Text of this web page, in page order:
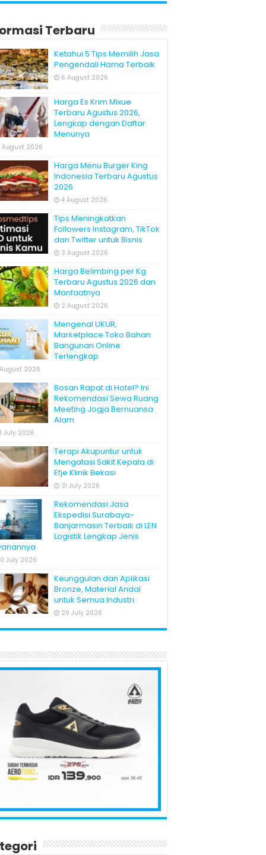
Terbaru
Ketahui 5 Tips Memilih Jasa
Pengendali Hama Terbaik
6 August 2026
Harga Es Krim Mixue
Terbaru Agustus 2026,
Lengkap dengan Daftar
Menunya
August 2026
Harga Menu Burger King
Indonesia Terbaru Agustus
2026
4 August 2026
Tips Meningkatkan
Followers Instagram, TikTok
dan Twitter untuk Bisnis
3 August 2026
Harga Belimbing per Kg
Terbaru Agustus 2026 dan
Manfaatnya
2 August 2026
Mengenal UKUR,
Marketplace Toko Bahan
Bangunan Online
Terlengkap
August 2026
Bosan Rapat di Hotel? Ini
Rekomendasi Sewa Ruang
Meeting Jogja Bernuansa
Alam
July 2026
Terapi Akupuntur untuk
Mengatasi Sakit Kepala di
Efje Klinik Bekasi
31 July 2026
Rekomendasi Jasa
Ekspedisi Surabaya-
Banjarmasin Terbaik di LEN
Logistik Lengkap Jenis
July 2026
Keunggulan dan Aplikasi
Bronze, Material Andal
untuk Semua Industri
29 July 2026